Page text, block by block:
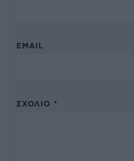
EMAIL
ΣΧΌΛΙΟ *